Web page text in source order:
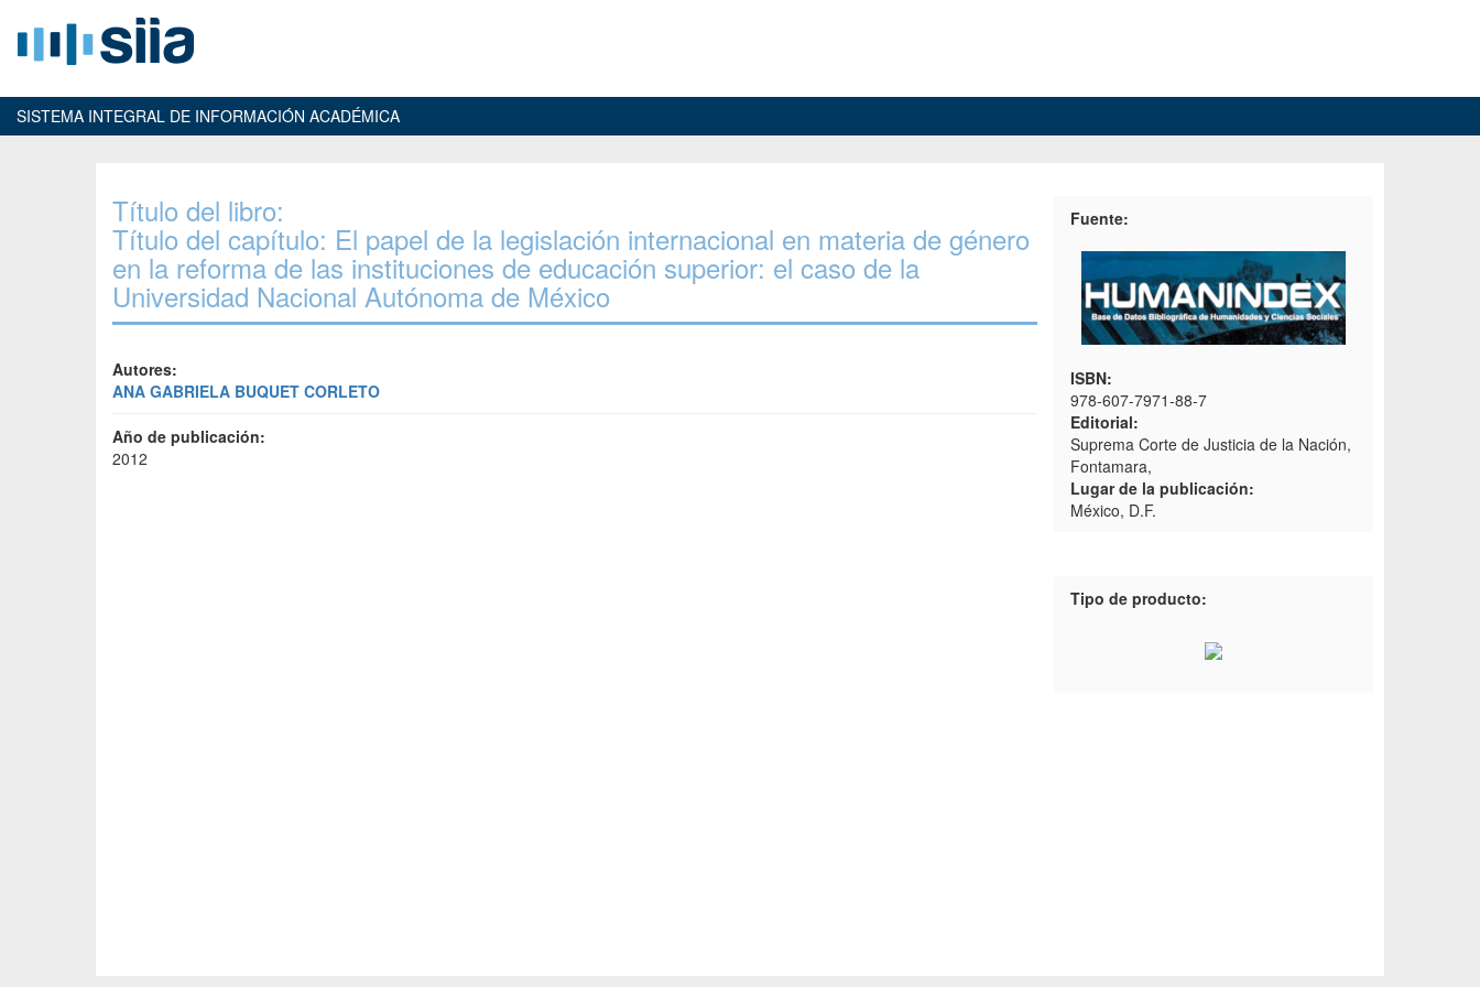
SISTEMA INTEGRAL DE INFORMACIÓN ACADÉMICA
Título del libro:
Título del capítulo: El papel de la legislación internacional en materia de género
en la reforma de las instituciones de educación superior: el caso de la
Universidad Nacional Autónoma de México
Autores:
ANA GABRIELA BUQUET CORLETO
Año de publicación:
2012
Fuente:
ISBN:
978-607-7971-88-7
Editorial:
Suprema Corte de Justicia de la Nación,
Fontamara,
Lugar de la publicación:
México, D.F.
Tipo de producto: